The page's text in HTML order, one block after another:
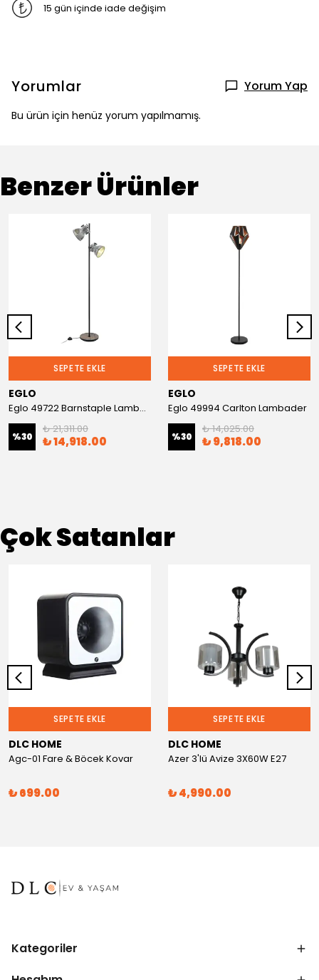
15 gün içinde iade değişim
Yorumlar Yorum Yap
Bu ürün için henüz yorum yapılmamış.
Benzer Ürünler
SEPETE EKLE
EGLO
Eglo 49722 Barnstaple Lambader
%30
₺ 21,311.00
₺ 14,918.00
SEPETE EKLE
EGLO
Eglo 49994 Carlton Lambader
%30
₺ 14,025.00
₺ 9,818.00
Çok Satanlar
SEPETE EKLE
DLC HOME
Agc-01 Fare & Böcek Kovar
₺ 699.00
SEPETE EKLE
DLC HOME
Azer 3'lü Avize 3X60W E27
₺ 4,990.00
Kategoriler